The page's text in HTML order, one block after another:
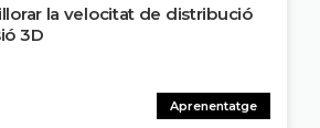
Aprenentatge
la velocitat de distribució
3D